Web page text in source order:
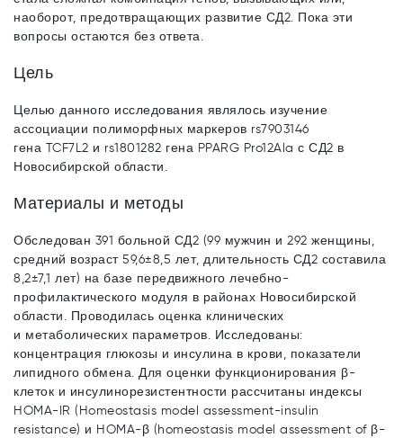
наоборот, предотвращающих развитие СД2. Пока эти
вопросы остаются без ответа.
Цель
Целью данного исследования являлось изучение
ассоциации полиморфных маркеров rs7903146
гена TCF7L2 и rs1801282 гена PPARG Pro12Ala с СД2 в
Новосибирской области.
Материалы и методы
Обследован 391 больной СД2 (99 мужчин и 292 женщины,
средний возраст 59,6±8,5 лет, длительность СД2 составила
8,2±7,1 лет) на базе передвижного лечебно-
профилактического модуля в районах Новосибирской
области. Проводилась оценка клинических
и метаболических параметров. Исследованы:
концентрация глюкозы и инсулина в крови, показатели
липидного обмена. Для оценки функционирования β-
клеток и инсулинорезистентности рассчитаны индексы
HOMA-IR (Homeostasis model assessment-insulin
resistance) и HOMA-β (homeostasis model assessment of β-